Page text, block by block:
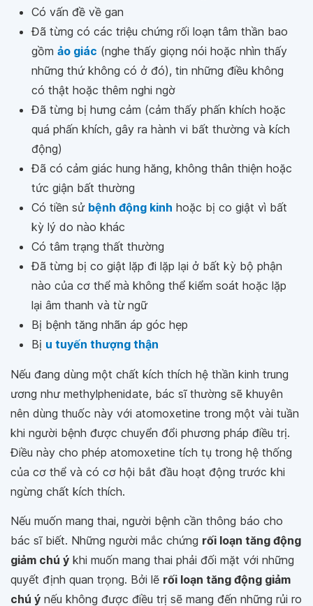
Có vấn đề về gan
Đã từng có các triệu chứng rối loạn tâm thần bao
gồm ảo giác (nghe thấy giọng nói hoặc nhìn thấy
những thứ không có ở đó), tin những điều không
có thật hoặc thêm nghi ngờ
Đã từng bị hưng cảm (cảm thấy phấn khích hoặc
quá phấn khích, gây ra hành vi bất thường và kích
động)
Đã có cảm giác hung hăng, không thân thiện hoặc
tức giận bất thường
Có tiền sử bệnh động kinh hoặc bị co giật vì bất
kỳ lý do nào khác
Có tâm trạng thất thường
Đã từng bị co giật lặp đi lặp lại ở bất kỳ bộ phận
nào của cơ thể mà không thể kiểm soát hoặc lặp
lại âm thanh và từ ngữ
Bị bệnh tăng nhãn áp góc hẹp
Bị u tuyến thượng thận
Nếu đang dùng một chất kích thích hệ thần kinh trung
ương như methylphenidate, bác sĩ thường sẽ khuyên
nên dùng thuốc này với atomoxetine trong một vài tuần
khi người bệnh được chuyển đổi phương pháp điều trị.
Điều này cho phép atomoxetine tích tụ trong hệ thống
của cơ thể và có cơ hội bắt đầu hoạt động trước khi
ngừng chất kích thích.
Nếu muốn mang thai, người bệnh cần thông báo cho
bác sĩ biết. Những người mắc chứng rối loạn tăng động
giảm chú ý khi muốn mang thai phải đối mặt với những
quyết định quan trọng. Bởi lẽ rối loạn tăng động giảm
chú ý nếu không được điều trị sẽ mang đến những rủi ro